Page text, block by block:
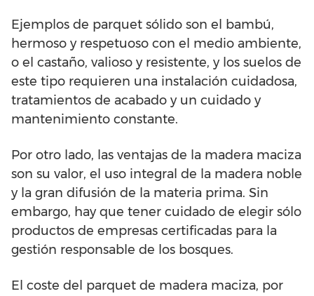
Ejemplos de parquet sólido son el bambú,
hermoso y respetuoso con el medio ambiente,
o el castaño, valioso y resistente, y los suelos de
este tipo requieren una instalación cuidadosa,
tratamientos de acabado y un cuidado y
mantenimiento constante.
Por otro lado, las ventajas de la madera maciza
son su valor, el uso integral de la madera noble
y la gran difusión de la materia prima. Sin
embargo, hay que tener cuidado de elegir sólo
productos de empresas certificadas para la
gestión responsable de los bosques.
El coste del parquet de madera maciza, por